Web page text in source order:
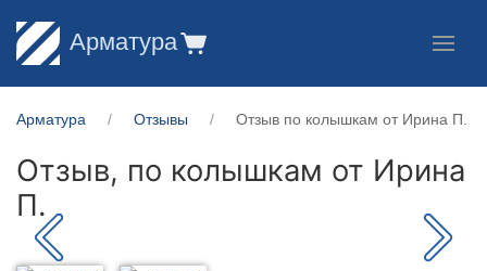
Арматура
Арматура Отзывы Отзыв по колышкам от Ирина П.
Отзыв, по колышкам от Ирина
П.